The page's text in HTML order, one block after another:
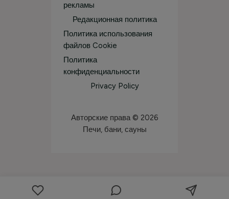
рекламы
Редакционная политика
Политика использования
файлов Cookie
Политика
конфиденциальности
Privacy Policy
Авторские права © 2026
Печи, бани, сауны